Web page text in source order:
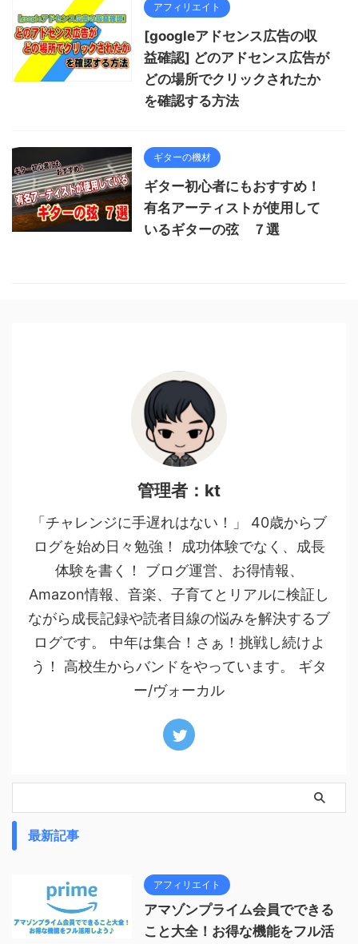
アフィリエイト
[googleアドセンス広告の収
益確認] どのアドセンス広告が
どの場所でクリックされたか
を確認する方法
ギターの機材
ギター初心者にもおすすめ！
有名アーティストが使用して
いるギターの弦 ７選
管理者：kt
「チャレンジに手遅れはない！」 40歳からブ
ログを始め日々勉強！ 成功体験でなく、成長
体験を書く！ ブログ運営、お得情報、
Amazon情報、音楽、子育てとリアルに検証し
ながら成長記録や読者目線の悩みを解決するブ
ログです。 中年は集合！さぁ！挑戦し続けよ
う！ 高校生からバンドをやっています。 ギタ
ー/ヴォーカル
最新記事
アフィリエイト
アマゾンプライム会員でできる
こと大全！お得な機能をフル活